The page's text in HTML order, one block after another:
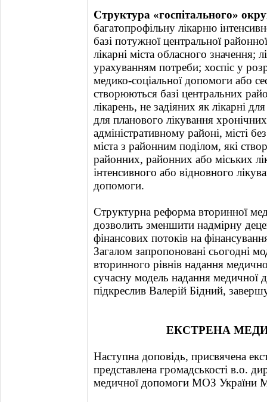
Структура «госпітального»
багатопрофільну лікарню
базі потужної центральної
лікарні міста обласного значення;
урахуванням потреби; хоспіс у
медико-соціальної допомоги або
створюються базі центральних
лікарень, не задіяних як лікарні
для планового лікування
адміністративному районі, місті
міста з районним поділом, які
районних, районних або міських
інтенсивного або відновного
допомоги.
Структурна реформа вторинної
дозволить зменшити надмірну
фінансових потоків на
Загалом запропоновані сьогодні
вторинного рівнів надання
сучасну модель надання медичної
підкреслив Валерій Бідний,
ЕКСТРЕНА
Наступна доповідь, присвячена
представлена громадськості в.о.
медичної допомоги МОЗ України